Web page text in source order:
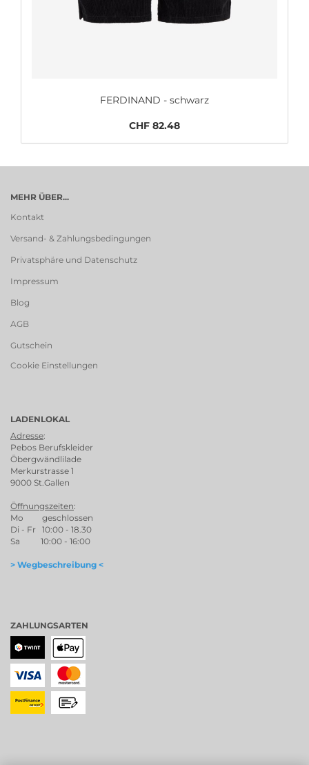
FERDINAND - schwarz
CHF 82.48
MEHR ÜBER...
Kontakt
Versand- & Zahlungsbedingungen
Privatsphäre und Datenschutz
Impressum
Blog
AGB
Gutschein
Cookie Einstellungen
LADENLOKAL
Adresse:
Pebos Berufskleider
Öbergwändlilade
Merkurstrasse 1
9000 St.Gallen
Öffnungszeiten:
Mo geschlossen
Di - Fr 10:00 - 18.30
Sa 10:00 - 16:00
> Wegbeschreibung <
ZAHLUNGSARTEN